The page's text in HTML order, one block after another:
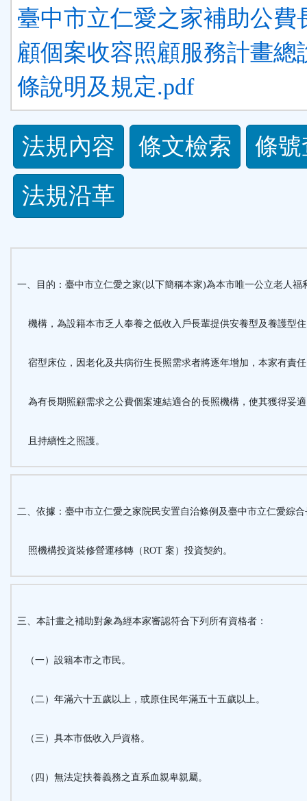
臺中市立仁愛之家補助公費
顧個案收容照顧服務計畫總
條說明及規定.pdf
法
規
功
能
法規內容 條文檢索
條
法規沿革
一、目的：臺中市立仁愛之家(以下簡稱本家)為本市唯一公立老人福
機構，為設籍本市乏人奉養之低收入戶長輩提供安養型及養護型
宿型床位，因老化及共病衍生長照需求者將逐年增加，本家有責
為有長期照顧需求之公費個案連結適合的長照機構，使其獲得妥
且持續性之照護。
二、依據：臺中市立仁愛之家院民安置自治條例及臺中市立仁愛綜合
照機構投資裝修營運移轉（ROT 案）投資契約。
三、本計畫之補助對象為經本家審認符合下列所有資格者：
（一）設籍本市之市民。
（二）年滿六十五歲以上，或原住民年滿五十五歲以上。
（三）具本市低收入戶資格。
（四）無法定扶養義務之直系血親卑親屬。